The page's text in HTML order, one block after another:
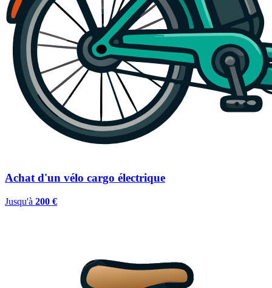
Achat d'un vélo cargo électrique
Jusqu'à 200 €